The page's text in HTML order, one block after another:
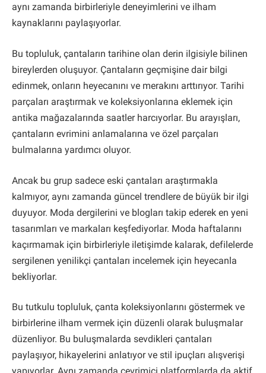
aynı zamanda birbirleriyle deneyimlerini ve ilham
kaynaklarını paylaşıyorlar.
Bu topluluk, çantaların tarihine olan derin ilgisiyle bilinen
bireylerden oluşuyor. Çantaların geçmişine dair bilgi
edinmek, onların heyecanını ve merakını arttırıyor. Tarihi
parçaları araştırmak ve koleksiyonlarına eklemek için
antika mağazalarında saatler harcıyorlar. Bu arayışları,
çantaların evrimini anlamalarına ve özel parçaları
bulmalarına yardımcı oluyor.
Ancak bu grup sadece eski çantaları araştırmakla
kalmıyor, aynı zamanda güncel trendlere de büyük bir ilgi
duyuyor. Moda dergilerini ve blogları takip ederek en yeni
tasarımları ve markaları keşfediyorlar. Moda haftalarını
kaçırmamak için birbirleriyle iletişimde kalarak, defilelerde
sergilenen yenilikçi çantaları incelemek için heyecanla
bekliyorlar.
Bu tutkulu topluluk, çanta koleksiyonlarını göstermek ve
birbirlerine ilham vermek için düzenli olarak buluşmalar
düzenliyor. Bu buluşmalarda sevdikleri çantaları
paylaşıyor, hikayelerini anlatıyor ve stil ipuçları alışverişi